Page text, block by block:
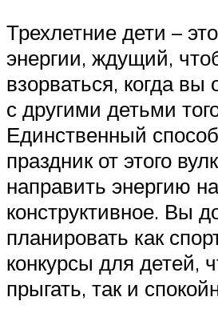
Трехлетние дети –
энергии, ждущий,
взорваться, когда вы
с другими детьми
Единственный
праздник от этого
направить энергию
конструктивное. Вы
планировать как
конкурсы для детей,
прыгать, так и